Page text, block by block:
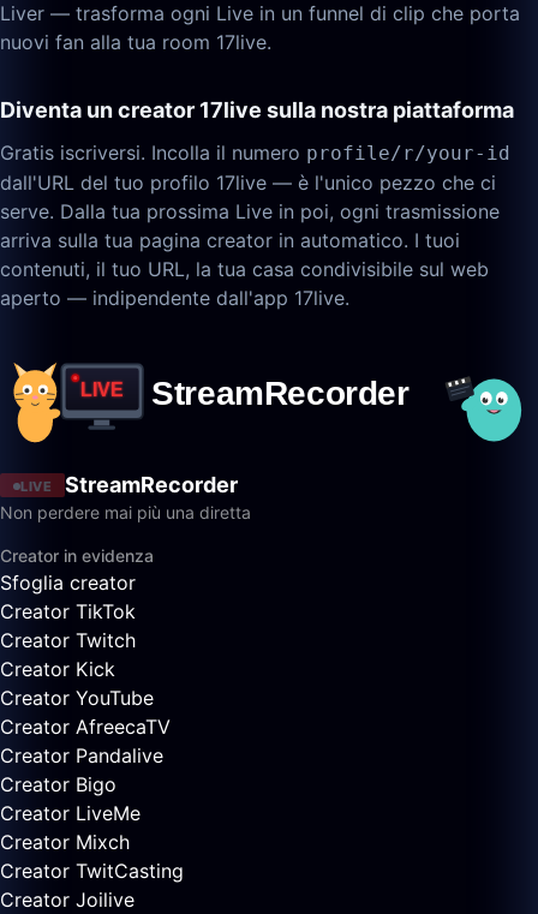
Liver — trasforma ogni Live in un funnel di clip che porta
nuovi fan alla tua room 17live.
Diventa un creator 17live sulla nostra piattaforma
Gratis iscriversi. Incolla il numero profile/r/your-id
dall'URL del tuo profilo 17live — è l'unico pezzo che ci
serve. Dalla tua prossima Live in poi, ogni trasmissione
arriva sulla tua pagina creator in automatico. I tuoi
contenuti, il tuo URL, la tua casa condivisibile sul web
aperto — indipendente dall'app 17live.
LIVE StreamRecorder
Non perdere mai più una diretta
Creator in evidenza
Sfoglia creator
Creator TikTok
Creator Twitch
Creator Kick
Creator YouTube
Creator AfreecaTV
Creator Pandalive
Creator Bigo
Creator LiveMe
Creator Mixch
Creator TwitCasting
Creator Joilive